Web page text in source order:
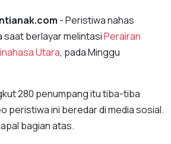
- Peristiwa nahas
saat berlayar melintasiPerairan
Utara, pada Minggu
280 penumpang itu tiba-tiba
peristiwa ini beredar di media sosial.
bagian atas.